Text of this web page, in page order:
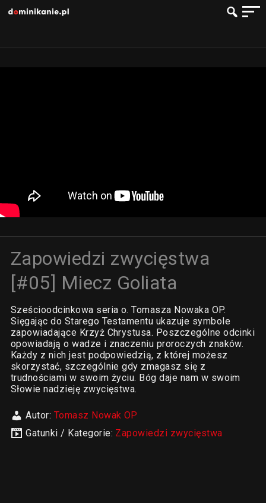
Zapowiedzi zwycięstwa
[#05] Miecz Goliata
Sześcioodcinkowa seria o. Tomasza Nowaka OP.
Sięgając do Starego Testamentu ukazuje symbole
zapowiadające Krzyż Chrystusa. Poszczególne odcinki
opowiadają o wadze i znaczeniu proroczych znaków.
Każdy z nich jest podpowiedzią, z której możesz
skorzystać, szczególnie gdy zmagasz się z
trudnościami w swoim życiu. Bóg daje nam w swoim
Słowie nadzieję zwycięstwa.
Autor: Tomasz Nowak OP
Gatunki / Kategorie: Zapowiedzi zwycięstwa